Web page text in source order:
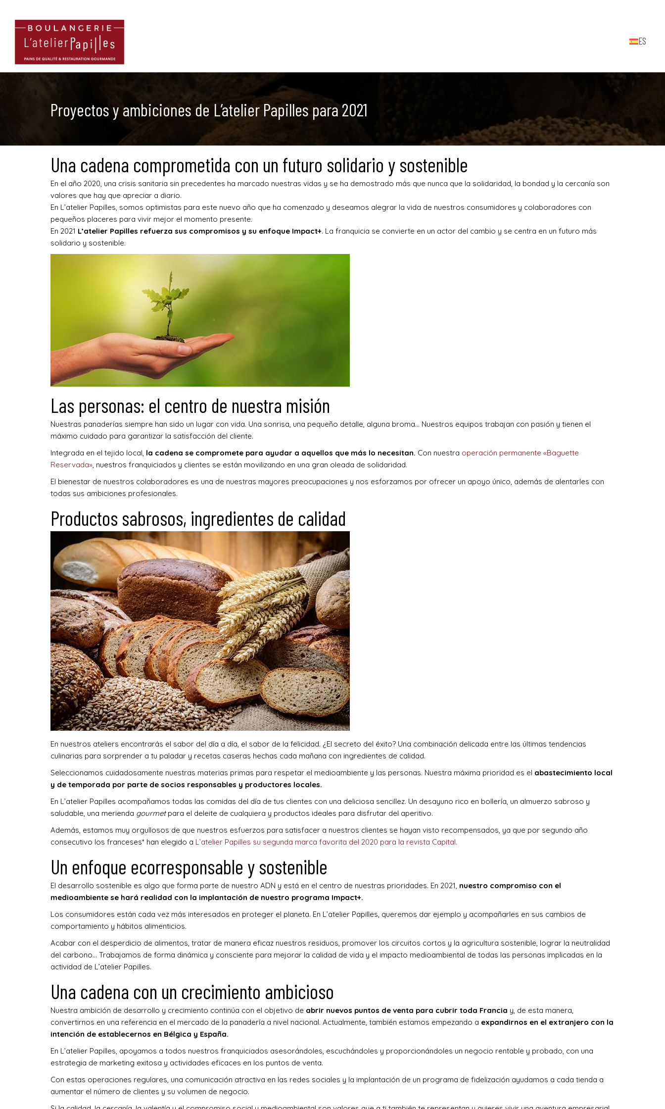
ES
Proyectos y ambiciones de L’atelier Papilles para 2021
Una cadena comprometida con un futuro solidario y sostenible
En el año 2020, una crisis sanitaria sin precedentes ha marcado nuestras vidas y se ha demostrado más que nunca que la solidaridad, la bondad y la cercanía son
valores que hay que apreciar a diario.
En L’atelier Papilles, somos optimistas para este nuevo año que ha comenzado y deseamos alegrar la vida de nuestros consumidores y colaboradores con
pequeños placeres para vivir mejor el momento presente.
En 2021 L’atelier Papilles refuerza sus compromisos y su enfoque Impact+. La franquicia se convierte en un actor del cambio y se centra en un futuro más
solidario y sostenible.
Las personas: el centro de nuestra misión
Nuestras panaderías siempre han sido un lugar con vida. Una sonrisa, una pequeño detalle, alguna broma… Nuestros equipos trabajan con pasión y tienen el
máximo cuidado para garantizar la satisfacción del cliente.
Integrada en el tejido local, la cadena se compromete para ayudar a aquellos que más lo necesitan. Con nuestra operación permanente «Baguette
Reservada», nuestros franquiciados y clientes se están movilizando en una gran oleada de solidaridad.
El bienestar de nuestros colaboradores es una de nuestras mayores preocupaciones y nos esforzamos por ofrecer un apoyo único, además de alentarles con
todas sus ambiciones profesionales.
Productos sabrosos, ingredientes de calidad
En nuestros ateliers encontrarás el sabor del día a día, el sabor de la felicidad. ¿El secreto del éxito? Una combinación delicada entre las últimas tendencias
culinarias para sorprender a tu paladar y recetas caseras hechas cada mañana con ingredientes de calidad.
Seleccionamos cuidadosamente nuestras materias primas para respetar el medioambiente y las personas. Nuestra máxima prioridad es el abastecimiento local
y de temporada por parte de socios responsables y productores locales.
En L’atelier Papilles acompañamos todas las comidas del día de tus clientes con una deliciosa sencillez. Un desayuno rico en bollería, un almuerzo sabroso y
saludable, una merienda gourmetpara el deleite de cualquiera y productos ideales para disfrutar del aperitivo.
Además, estamos muy orgullosos de que nuestros esfuerzos para satisfacer a nuestros clientes se hayan visto recompensados, ya que por segundo año
consecutivo los franceses* han elegido a L’atelier Papilles su segunda marca favorita del 2020 para la revista Capital.
Un enfoque ecorresponsable y sostenible
El desarrollo sostenible es algo que forma parte de nuestro ADN y está en el centro de nuestras prioridades. En 2021, nuestro compromiso con el
medioambiente se hará realidad con la implantación de nuestro programa Impact+.
Los consumidores están cada vez más interesados en proteger el planeta. En L’atelier Papilles, queremos dar ejemplo y acompañarles en sus cambios de
comportamiento y hábitos alimenticios.
Acabar con el desperdicio de alimentos, tratar de manera eficaz nuestros residuos, promover los circuitos cortos y la agricultura sostenible, lograr la neutralidad
del carbono… Trabajamos de forma dinámica y consciente para mejorar la calidad de vida y el impacto medioambiental de todas las personas implicadas en la
actividad de L’atelier Papilles.
Una cadena con un crecimiento ambicioso
Nuestra ambición de desarrollo y crecimiento continúa con el objetivo de abrir nuevos puntos de venta para cubrir toda Francia y, de esta manera,
convertirnos en una referencia en el mercado de la panadería a nivel nacional. Actualmente, también estamos empezando a expandirnos en el extranjero con la
intención de establecernos en Bélgica y España.
En L’atelier Papilles, apoyamos a todos nuestros franquiciados asesorándoles, escuchándoles y proporcionándoles un negocio rentable y probado, con una
estrategia de marketing exitosa y actividades eficaces en los puntos de venta.
Con estas operaciones regulares, una comunicación atractiva en las redes sociales y la implantación de un programa de fidelización ayudamos a cada tienda a
aumentar el número de clientes y su volumen de negocio.